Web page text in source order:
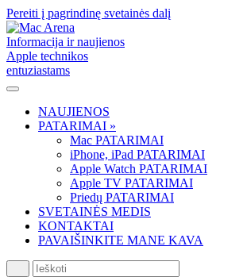
Pereiti į pagrindinę svetainės dalį
Informacija ir naujienos
Apple technikos
entuziastams
NAUJIENOS
PATARIMAI »
Mac PATARIMAI
iPhone, iPad PATARIMAI
Apple Watch PATARIMAI
Apple TV PATARIMAI
Priedų PATARIMAI
SVETAINĖS MEDIS
KONTAKTAI
PAVAIŠINKITE MANE KAVA
Ieškoti